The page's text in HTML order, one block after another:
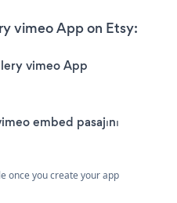
vimeo App on Etsy:
vimeo App
embed pasajını
once you create your app